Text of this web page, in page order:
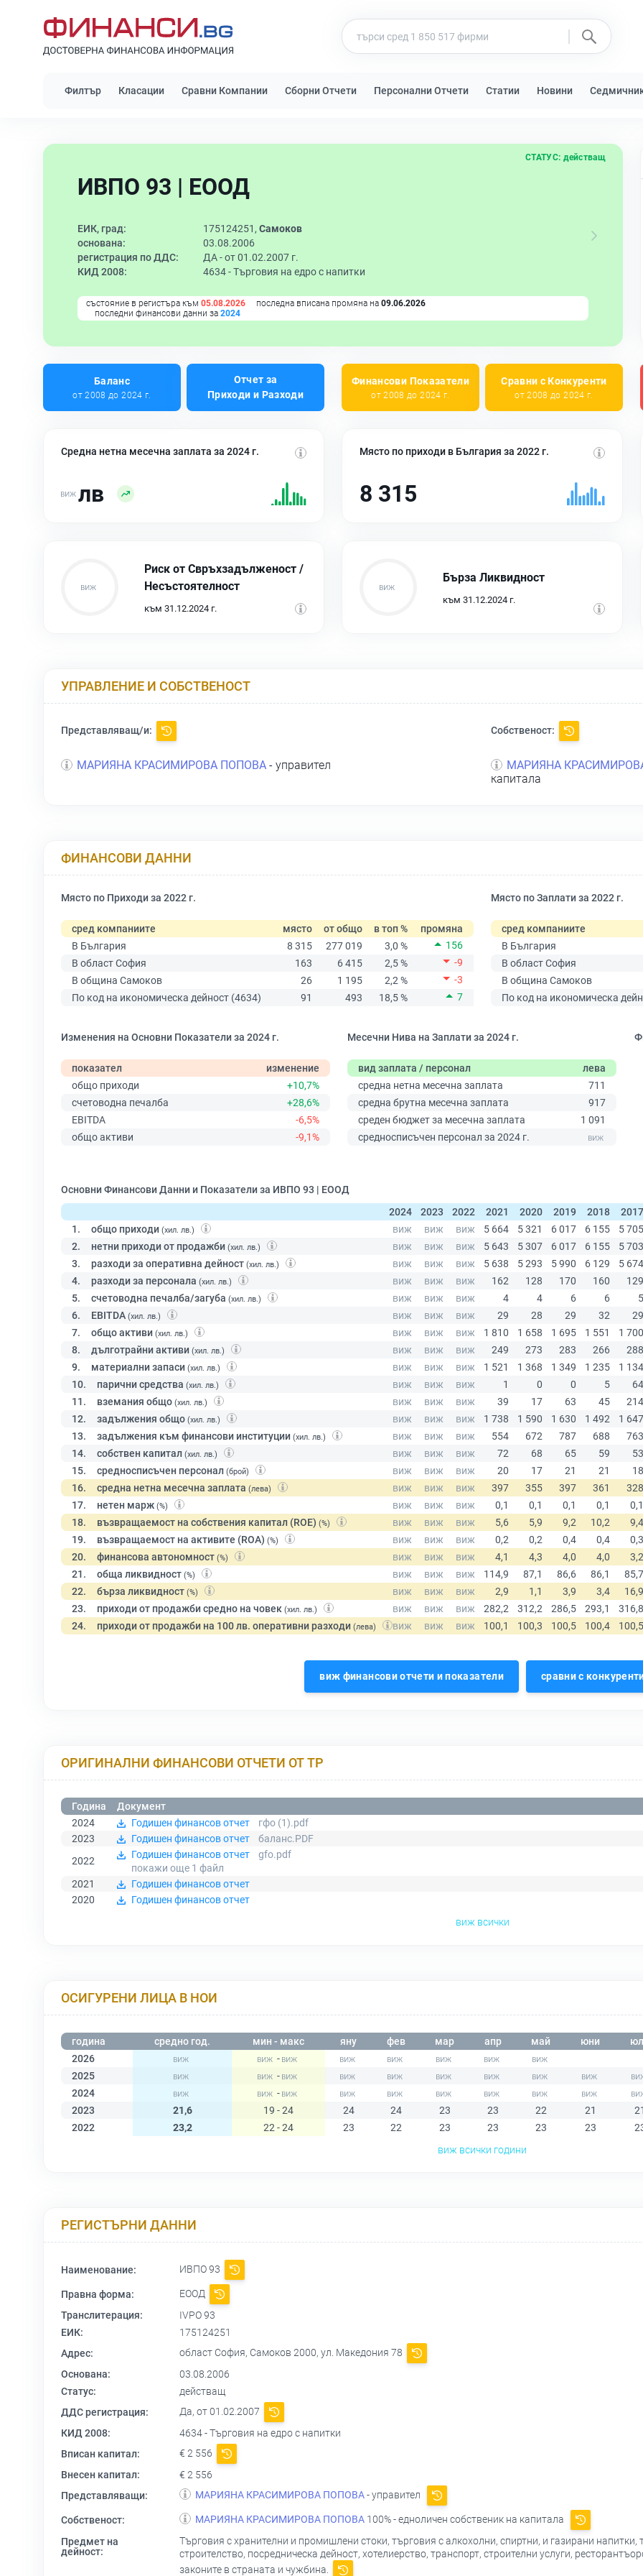
Филтър Класации Сравни Компании Сборни Отчети Персонални Отчети Статии Новини
ИВПО 93 | ЕООД
СТАТУС: действащ
ЕИК, град: 175124251, Самоков
основана:
03.08.2006
регистрация по ДДС:
ДА - от 01.02.2007 г.
КИД 2008:
4634 -Търговия на едро с напитки
състояние в регистъра към 05.08.2026 последна вписана промяна на 09.06.2026
последни финансови данни за 2024
Баланс
от 2008 до 2024 г.
Отчет за
Приходи и Разходи
Финансови Показатели
от 2008 до 2024 г.
Сравни с Конкуренти
от 2008 до 2024 г.
Средна нетна месечна заплата за 2024 г.
лв
Място по приходи в България за 2022 г.
8 315
Риск от Свръхзадълженост /
Несъстоятелност
към 31.12.2024 г.
Бърза Ликвидност
към 31.12.2024 г.
УПРАВЛЕНИЕ И СОБСТВЕНОСТ
Представляващ/и:
МАРИЯНА КРАСИМИРОВА ПОПОВА - управител
Собственост:
МАРИЯНА
капитала
ФИНАНСОВИ ДАННИ
Място по Приходи за 2022 г.
сред компаниите място от общо в топ %
промяна
В България
8 315 277 019 3,0 %
156
В област София
163 6 415 2,5 %
-9
В община Самоков
26 1 195 2,2 %
-3
По код на икономическа дейност (4634)
91 493 18,5 % 7
Място по Заплати за 2022 г.
сред компаниите
В България
В област София
В община Самоков
По код на икономическа
Изменения на Основни Показатели за 2024 г.
показател
изменение
общо приходи
+10,7%
счетоводна печалба
+28,6%
EBITDA
-6,5%
общо активи
-9,1%
Месечни Нива на Заплати за 2024 г.
вид заплата / персонал
лева
средна нетна месечна заплата
711
средна брутна месечна заплата
917
среден бюджет за месечна заплата
1 091
средносписъчен персонал за 2024 г.
Основни Финансови Данни и Показатели за ИВПО 93 | ЕООД
2024
2023 2022 2021 2020 2019 2018
2017
1.
общо приходи (хил. лв.)
2. нетни приходи от продажби (хил. лв.)
3. разходи за оперативна дейност (хил. лв.)
4. разходи за персонала (хил. лв.)
5. счетоводна печалба/загуба (хил. лв.)
6. EBITDA (хил. лв.)
7. общо активи (хил. лв.)
8. дълготрайни активи (хил. лв.)
9. материални запаси (хил. лв.)
10. парични средства (хил. лв.)
11. вземания общо (хил. лв.)
12. задължения общо (хил. лв.)
13. задължения към финансови институции (хил. лв.)
14. собствен капитал (хил. лв.)
15. средносписъчен персонал (брой)
16. средна нетна месечна заплата (лева)
17. нетен марж (%)
18. възвращаемост на собствения капитал (ROE) (%)
19. възвращаемост на активите (ROA) (%)
20. финансова автономност (%)
21. обща ликвидност (%)
22. бърза ликвидност (%)
23. приходи от продажби средно на човек (хил. лв.)
24. приходи от продажби на 100 лв. оперативни разходи (лева)
виж финансови отчети и показатели сравни с
ОРИГИНАЛНИ ФИНАНСОВИ ОТЧЕТИ ОТ ТР
Година
Документ
2024
Годишен финансов отчет
гфо (1).pdf
2023
Годишен финансов отчет
баланс.PDF
2022
Годишен финансов отчет
gfo.pdf
покажи още 1 файл
2021
Годишен финансов отчет
2020
Годишен финансов отчет
виж всички
ОСИГУРЕНИ ЛИЦА В НОИ
година средно год. мин - макс яну фев мар апр май юни
2026
-
2025
-
2024
-
2023
21,6 19 - 24 24 24 23 23 22 21
2022
23,2 22 - 24 23 22 23 23 23 23
виж всички години
РЕГИСТЪРНИ ДАННИ
Наименование: ИВПО 93
Правна форма:
ЕООД
Транслитерация:
IVPO 93
ЕИК:
175124251
Адрес:
област София, Самоков 2000, ул. Македония 78
Основана:
03.08.2006
Статус:
действащ
ДДС регистрация:
Да, от 01.02.2007
КИД 2008:
4634 - Търговия на едро с напитки
Вписан капитал:
€ 2 556
Внесен капитал:
€ 2 556
Представляващи:
МАРИЯНА КРАСИМИРОВА ПОПОВА- управител
Собственост: МАРИЯНА КРАСИМИРОВА ПОПОВА 100% - едноличен собственик на капитала
Предмет на
дейност:
Търговия с хранителни и промишлени стоки, търговия с алкохолни, спиртни, и газирани
строителство, посредническа дейност, хотелиерство, транспорт, строителни услуги,
законите в страната и чужбина.